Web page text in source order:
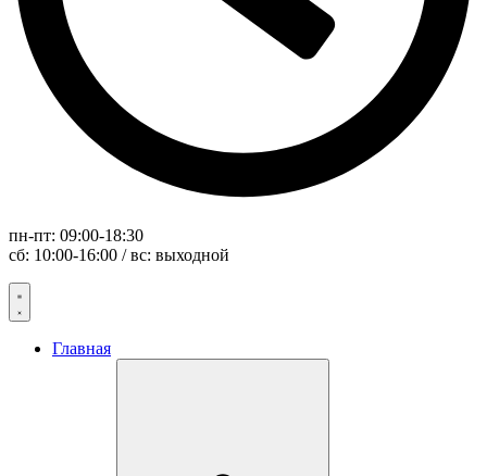
пн-пт: 09:00-18:30
сб: 10:00-16:00 / вс: выходной
Главная